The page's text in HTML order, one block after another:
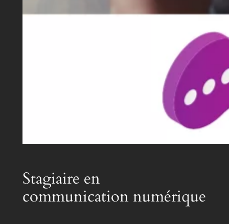
Stagiaire en
communication numérique